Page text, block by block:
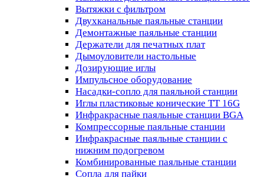
Вытяжки с фильтром
Двухканальные паяльные станции
Демонтажные паяльные станции
Держатели для печатных плат
Дымоуловители настольные
Дозирующие иглы
Импульсное оборудование
Насадки-сопло для паяльной станции
Иглы пластиковые конические TT 16G
Инфракрасные паяльные станции BGA
Компрессорные паяльные станции
Инфракрасные паяльные станции с
нижним подогревом
Комбинированные паяльные станции
Сопла для пайки